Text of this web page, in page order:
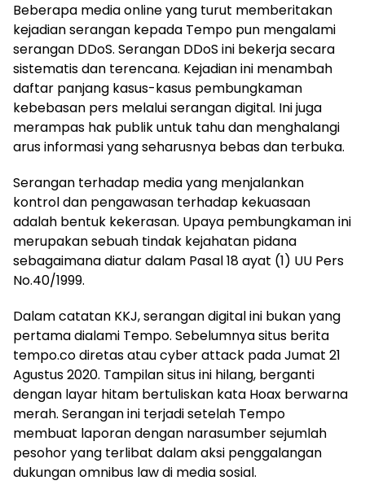
Beberapa media online yang turut memberitakan
kejadian serangan kepada Tempo pun mengalami
serangan DDoS. Serangan DDoS ini bekerja secara
sistematis dan terencana. Kejadian ini menambah
daftar panjang kasus-kasus pembungkaman
kebebasan pers melalui serangan digital. Ini juga
merampas hak publik untuk tahu dan menghalangi
arus informasi yang seharusnya bebas dan terbuka.
Serangan terhadap media yang menjalankan
kontrol dan pengawasan terhadap kekuasaan
adalah bentuk kekerasan. Upaya pembungkaman ini
merupakan sebuah tindak kejahatan pidana
sebagaimana diatur dalam Pasal 18 ayat (1) UU Pers
No.40/1999.
Dalam catatan KKJ, serangan digital ini bukan yang
pertama dialami Tempo. Sebelumnya situs berita
tempo.co diretas atau cyber attack pada Jumat 21
Agustus 2020. Tampilan situs ini hilang, berganti
dengan layar hitam bertuliskan kata Hoax berwarna
merah. Serangan ini terjadi setelah Tempo
membuat laporan dengan narasumber sejumlah
pesohor yang terlibat dalam aksi penggalangan
dukungan omnibus law di media sosial.